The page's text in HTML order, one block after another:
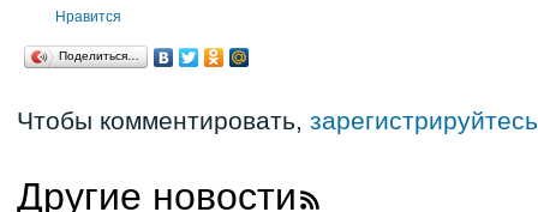
Нравится
Поделиться…
Чтобы комментировать, зарегистрируйтесь
Другие новости